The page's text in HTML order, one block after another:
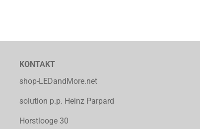
KONTAKT
shop-LEDandMore.net
solution p.p. Heinz Parpard
Horstlooge 30